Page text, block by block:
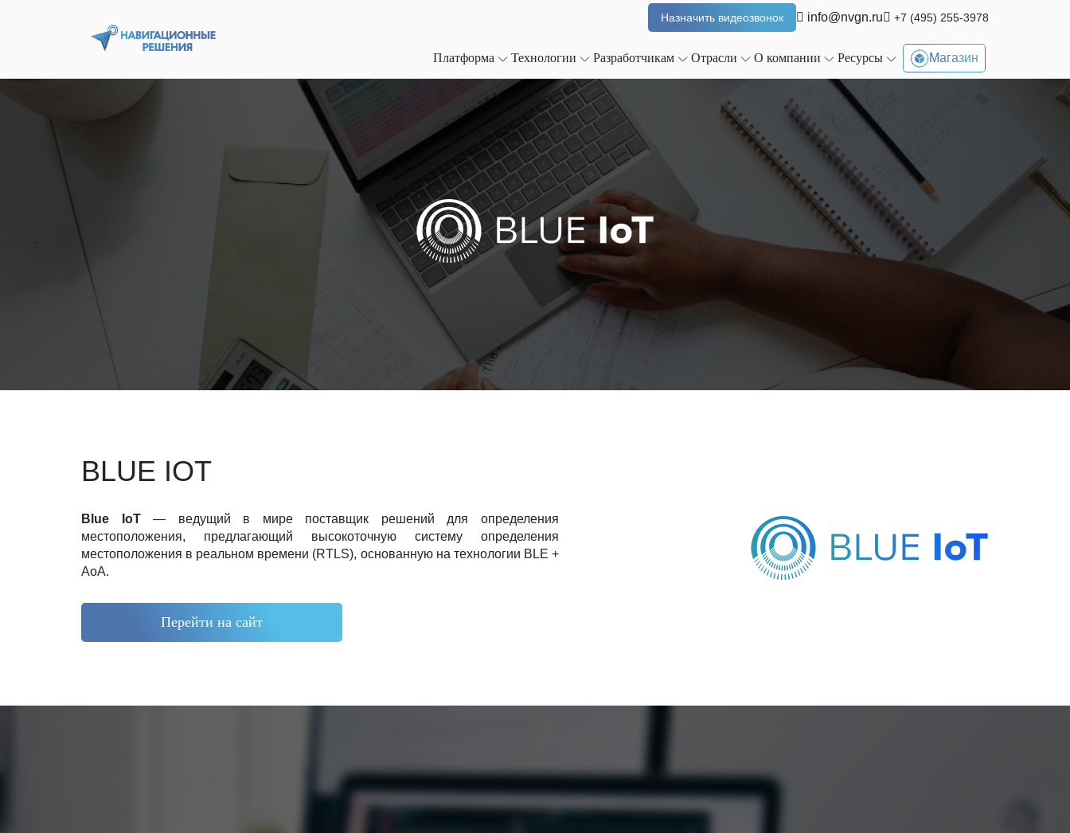
Назначить видеозвонок info@nvgn.ru +7 (495) 255-3978
Платформа Технологии Разработчикам Отрасли О компании Ресурсы Магазин
BLUE IOT
Blue IoT— ведущий в мире поставщик решений для определения
местоположения, предлагающий высокоточную систему определения
местоположения в реальном времени (RTLS), основанную на технологии BLE +
AoA.
Перейти на сайт